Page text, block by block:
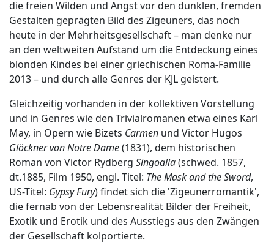
die freien Wilden und Angst vor den dunklen, fremden
Gestalten geprägten Bild des Zigeuners, das noch
heute in der Mehrheitsgesellschaft – man denke nur
an den weltweiten Aufstand um die Entdeckung eines
blonden Kindes bei einer griechischen Roma-Familie
2013 – und durch alle Genres der KJL geistert.
Gleichzeitig vorhanden in der kollektiven Vorstellung
und in Genres wie den Trivialromanen etwa eines Karl
May, in Opern wie Bizets Carmen und Victor Hugos
Glöckner von Notre Dame(1831), dem historischen
Roman von Victor Rydberg Singoalla(schwed. 1857,
dt.1885, Film 1950, engl. Titel: The Mask and the Sword,
US-Titel: Gypsy Fury) findet sich die 'Zigeunerromantik',
die fernab von der Lebensrealität Bilder der Freiheit,
Exotik und Erotik und des Ausstiegs aus den Zwängen
der Gesellschaft kolportierte.